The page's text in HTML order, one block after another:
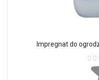
Impregnat do